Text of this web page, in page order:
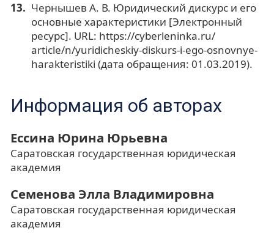
Чернышев А. В. Юридический дискурс и его
основные характеристики [Электронный
ресурс]. URL: https://cyberleninka.ru/
article/n/yuridicheskiy-diskurs-i-ego-osnovnye-
harakteristiki (дата обращения: 01.03.2019).
Информация об авторах
Ессина Юрина Юрьевна
Саратовская государственная юридическая
академия
Семенова Элла Владимировна
Саратовская государственная юридическая
академия